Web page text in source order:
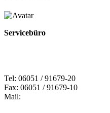
Servicebüro
Tel: 06051 / 91679-20
Fax: 06051 / 91679-10
Mail: